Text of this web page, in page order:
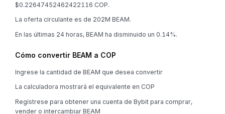
$0.22647452462422116 COP.
La oferta circulante es de 202M BEAM.
En las últimas 24 horas, BEAM ha disminuido un 0.14%.
Cómo convertir BEAM a COP
Ingrese la cantidad de BEAM que desea convertir
La calculadora mostrará el equivalente en COP
Regístrese para obtener una cuenta de Bybit para comprar,
vender o intercambiar BEAM